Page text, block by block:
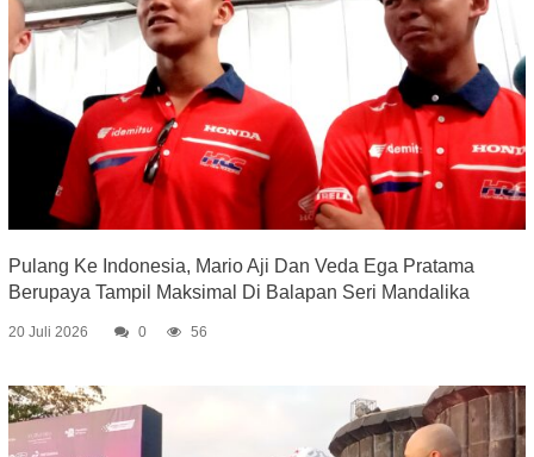
Pulang Ke Indonesia, Mario Aji Dan Veda Ega Pratama
Berupaya Tampil Maksimal Di Balapan Seri Mandalika
20 Juli 2026 0 56